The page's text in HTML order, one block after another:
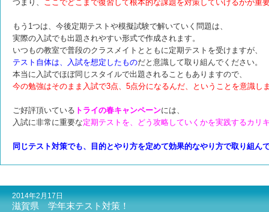
つまり、 ここでどこまで復習して根本的な課題を対策していけるかが重
もう1つは、今後定期テストや模擬試験で解いていく問題は、
実際の入試でも出題されやすい形式で作成されます。
いつもの教室で普段のクラスメイトとともに定期テストを受けますが、
テスト自体は、入試を想定したものだと意識して取り組んでください。
本当に入試でほぼ同じスタイルで出題されることもありますので、
今の勉強はそのまま入試で3点、5点分になるんだ、ということを意識し
ご好評頂いている トライの春キャンペーンには、
入試に非常に重要な定期テストを、どう攻略していくかを実践するカリ
同じテスト対策でも、目的とやり方を定めて効果的なやり方で取り組ん
2014年2月17日
滋賀県 学年末テスト対策！